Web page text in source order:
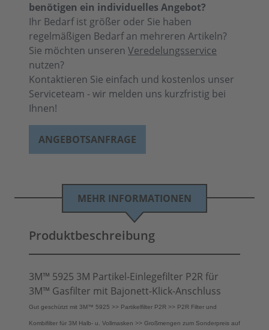
benötigen ein individuelles Angebot?
Ihr Bedarf ist größer oder Sie haben
regelmäßigen Bedarf an mehreren Artikeln?
Sie möchten unseren Veredelungsservice
nutzen?
Kontaktieren Sie einfach und kostenlos unser
Serviceteam - wir melden uns kurzfristig bei
Ihnen!
ANGEBOTSANFRAGE
MEHR INFORMATIONEN
Produktbeschreibung
3M™ 5925 3M Partikel-Einlegefilter P2R für
3M™ Gasfilter mit Bajonett-Klick-Anschluss
Gut geschützt mit 3M™ 5925 >> Partikelfilter P2R >> P2R Filter und
Kombifilter für 3M Halb- u. Vollmasken >> Großmengen zum Sonderpreis auf